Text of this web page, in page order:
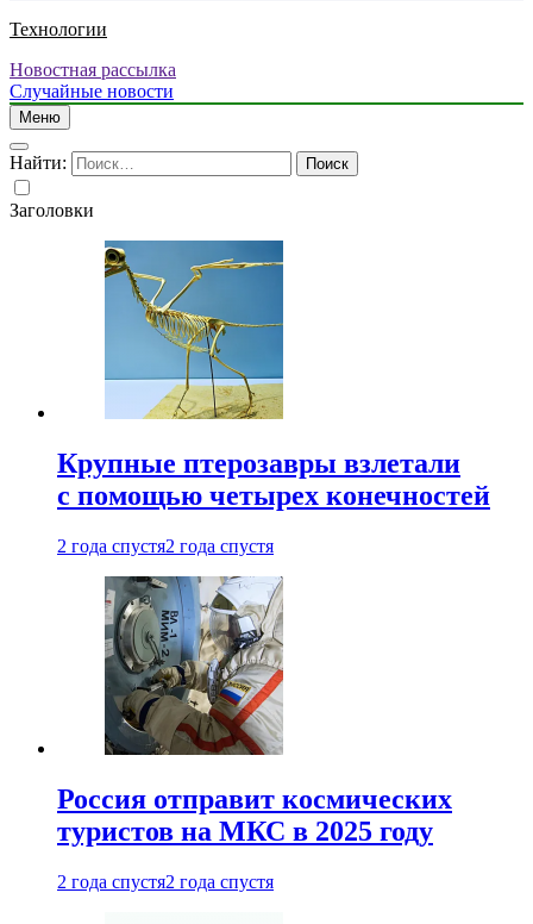
Технологии
Новостная рассылка
Случайные новости
Меню
Найти:
Заголовки
Крупные птерозавры взлетали
с помощью четырех конечностей
2 года спустя2 года спустя
Россия отправит космических
туристов на МКС в 2025 году
2 года спустя2 года спустя